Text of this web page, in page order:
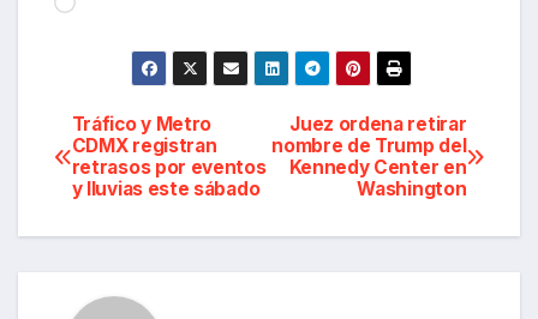
Navegación
de
entradas
Juez ordena retirar
nombre de Trump del
Kennedy Center en
Washington
Tráfico y Metro
CDMX registran
retrasos por eventos
y lluvias este sábado